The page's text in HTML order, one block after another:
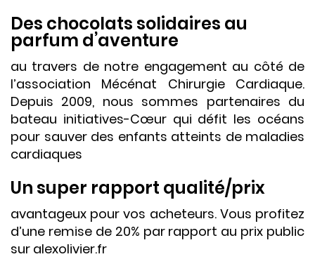
Des chocolats solidaires au
parfum d’aventure
au travers de notre engagement au côté de
l’association Mécénat Chirurgie Cardiaque.
Depuis 2009, nous sommes partenaires du
bateau initiatives-Cœur qui défit les océans
pour sauver des enfants atteints de maladies
cardiaques
Un super rapport qualité/prix
avantageux pour vos acheteurs. Vous profitez
d’une remise de 20% par rapport au prix public
sur alexolivier.fr